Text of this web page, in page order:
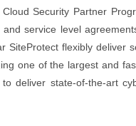
Security Partner
service level
SiteProtect flexibly deliver
one of the largest and
deliver state-of-the-art